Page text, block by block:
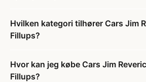
Hvilken kategori tilhører Cars Jim
Fillups?
Hvor kan jeg købe Cars Jim
Fillups?